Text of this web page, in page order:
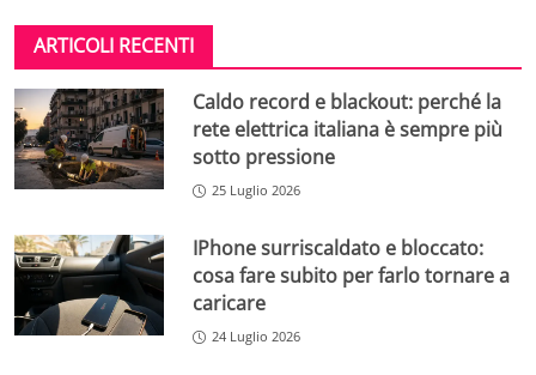
ARTICOLI RECENTI
Caldo record e blackout: perché la
rete elettrica italiana è sempre più
sotto pressione
25 Luglio 2026
IPhone surriscaldato e bloccato:
cosa fare subito per farlo tornare a
caricare
24 Luglio 2026